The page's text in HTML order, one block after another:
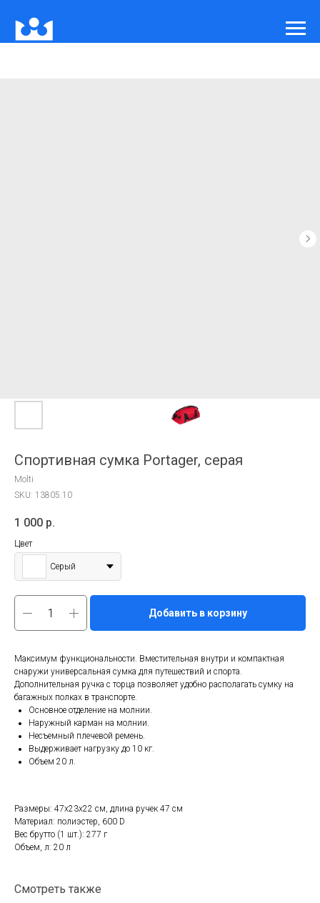
Спортивная сумка Portager, серая
Molti
SKU: 13805.10
1 000 р.
Цвет
Серый
Добавить в корзину
Максимум функциональности. Вместительная внутри и компактная
снаружи универсальная сумка для путешествий и спорта.
Дополнительная ручка с торца позволяет удобно располагать сумку на
багажных полках в транспорте.
Основное отделение на молнии.
Наружный карман на молнии.
Несъемный плечевой ремень.
Выдерживает нагрузку до 10 кг.
Объем 20 л.
Размеры: 47х23x22 см, длина ручек 47 см
Материал: полиэстер, 600 D
Вес брутто (1 шт.): 277 г
Объем, л: 20 л
Смотреть также